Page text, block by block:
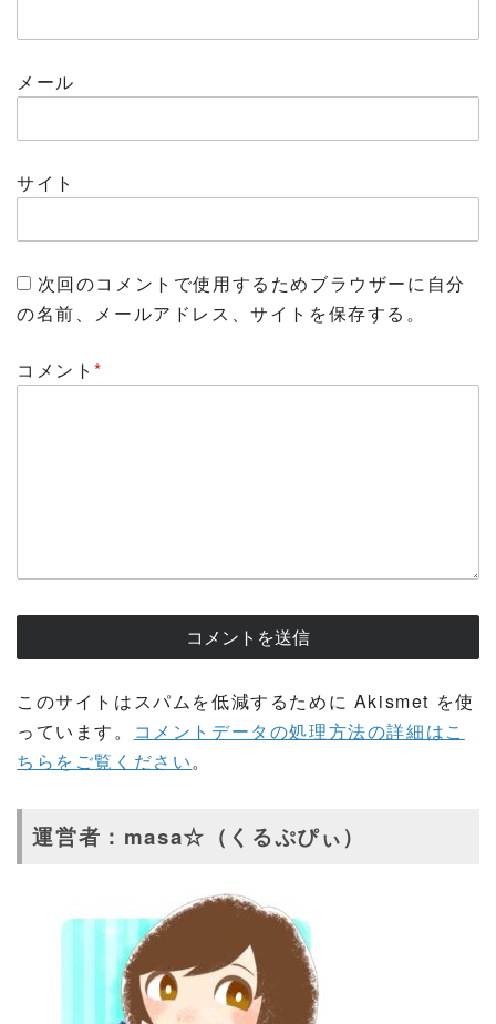
メール
サイト
次回のコメントで使用するためブラウザーに自分
の名前、メールアドレス、サイトを保存する。
コメント*
このサイトはスパムを低減するために Akismet を使
っています。
コメントデータの処理方法の詳細はこ
ちらをご覧ください。
運営者：masa☆（くるぷぴぃ）